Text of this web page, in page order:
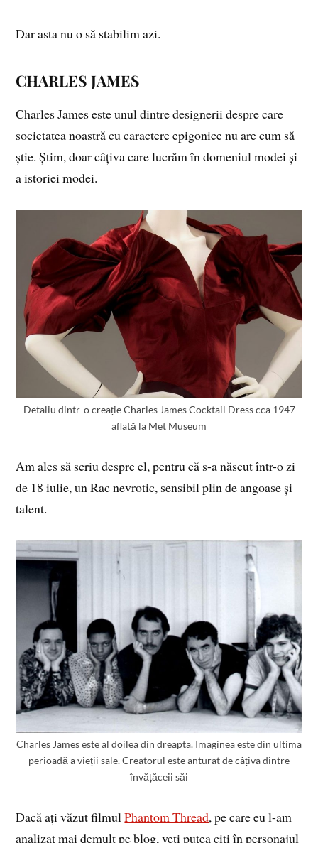
Dar asta nu o să stabilim azi.
CHARLES JAMES
Charles Jameseste unul dintre designerii despre care
societatea noastră cu caractere epigonice nu are cum să
știe. Știm, doar câțiva care lucrăm în domeniul modei și
a istoriei modei.
Detaliu dintr-o creație Charles James Cocktail Dress cca 1947
aflată la Met Museum
Am ales să scriu despre el, pentru că s-a născut într-o zi
de 18 iulie, un Rac nevrotic, sensibil plin de angoase și
talent.
Charles James este al doilea din dreapta. Imaginea este din ultima
perioadă a vieții sale. Creatorul este anturat de câțiva dintre
învățăceii săi
Dacă ați văzut filmulPhantom Thread, pe care eu l-am
analizat mai demult pe blog, veți putea citi în personajul